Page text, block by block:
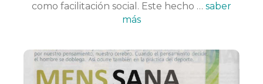
como facilitación social. Este hecho … saber
más